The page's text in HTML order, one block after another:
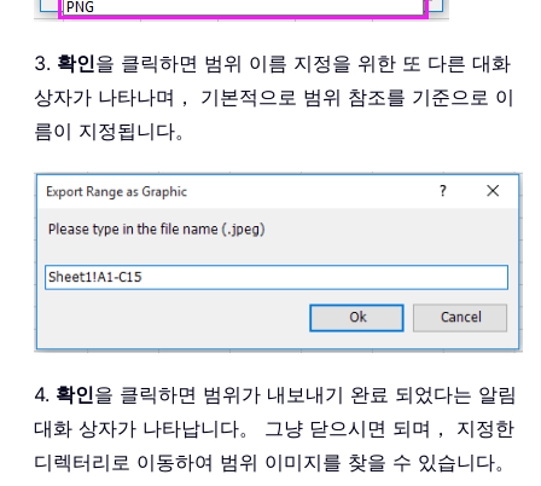
3. 확인을 클릭하면 범위 이름 지정을 위한 또 다른 대화
상자가 나타나며， 기본적으로 범위 참조를 기준으로 이
름이 지정됩니다。
4. 확인을 클릭하면 범위가 내보내기 완료 되었다는 알림
대화 상자가 나타납니다。 그냥 닫으시면 되며， 지정한
디렉터리로 이동하여 범위 이미지를 찾을 수 있습니다。